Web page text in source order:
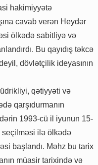
hakimiyyətə
cavab verən Heydər
ölkədə sabitliyə və
Bu qayıdış təkcə
dövlətçilik ideyasının
qətiyyəti və
qarşıdurmanın
1993-cü il iyunun 15-
ilə ölkədə
başlandı. Məhz bu tarix
müasir tarixində və